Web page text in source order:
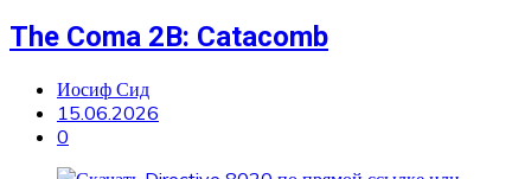
The Coma 2B: Catacomb
Иосиф Сид
15.06.2026
0